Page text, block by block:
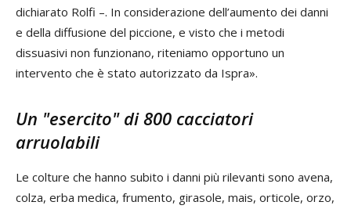
dichiarato Rolfi –. In considerazione dell’aumento dei danni
e della diffusione del piccione, e visto che i metodi
dissuasivi non funzionano, riteniamo opportuno un
intervento che è stato autorizzato da Ispra».
Un "esercito" di 800 cacciatori
arruolabili
Le colture che hanno subito i danni più rilevanti sono avena,
colza, erba medica, frumento, girasole, mais, orticole, orzo,